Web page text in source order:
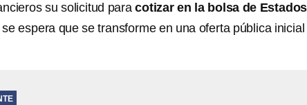
su solicitud paracotizar en la bolsa de Estados
espera que se transforme en una oferta pública inicial